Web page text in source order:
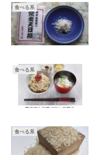
食べる系
食べる系
食べる系